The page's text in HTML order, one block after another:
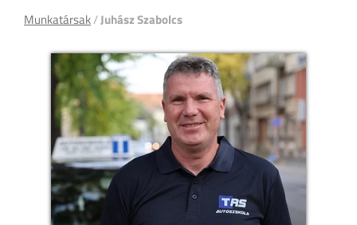
Munkatársak/Juhász Szabolcs